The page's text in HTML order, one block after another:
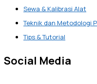
Sewa & Kalibrasi Alat
Teknik dan Metodologi
Tips & Tutorial
Social Media